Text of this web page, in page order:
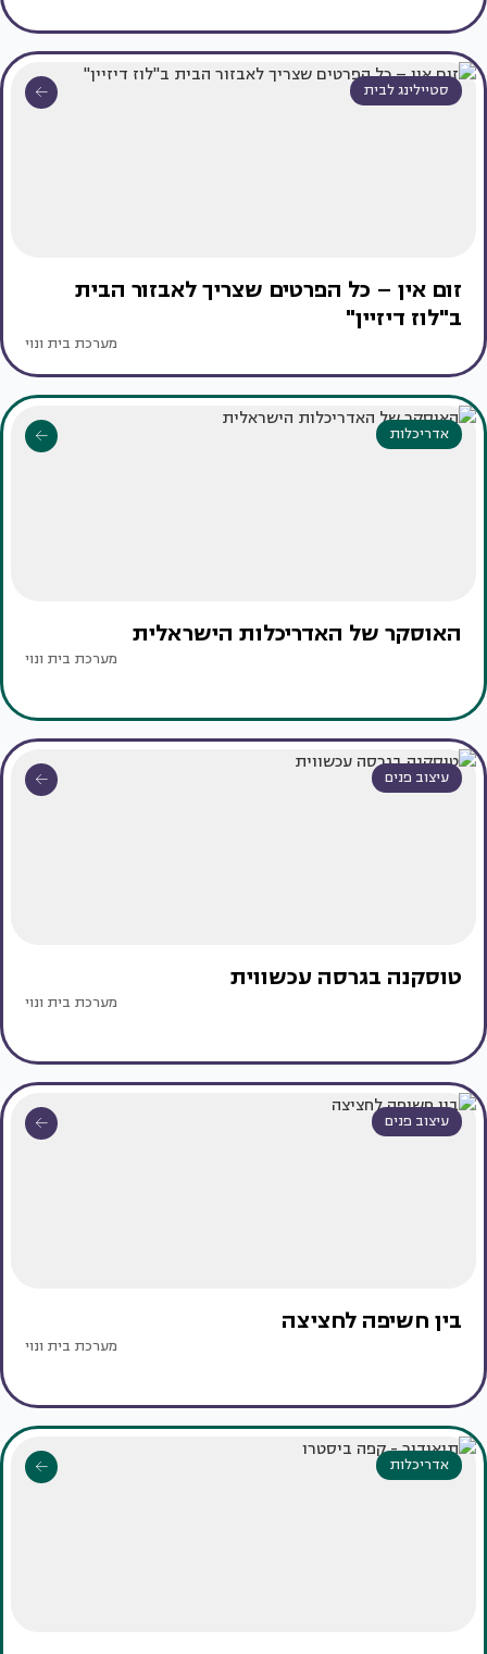
סטיילינג לבית
זום אין – כל הפרטים שצריך לאבזור הבית
ב"לוז דיזיין"
מערכת בית ונוי
אדריכלות
האוסקר של האדריכלות הישראלית
מערכת בית ונוי
עיצוב פנים
טוסקנה בגרסה עכשווית
מערכת בית ונוי
עיצוב פנים
בין חשיפה לחציצה
מערכת בית ונוי
אדריכלות